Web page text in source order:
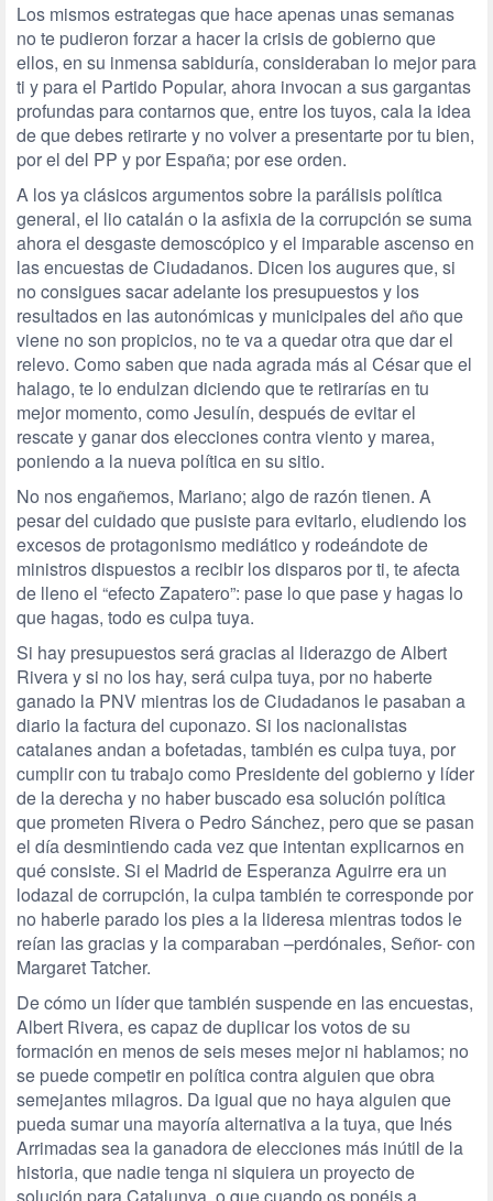
Los mismos estrategas que hace apenas unas semanas
no te pudieron forzar a hacer la crisis de gobierno que
ellos, en su inmensa sabiduría, consideraban lo mejor para
ti y para el Partido Popular, ahora invocan a sus gargantas
profundas para contarnos que, entre los tuyos, cala la idea
de que debes retirarte y no volver a presentarte por tu bien,
por el del PP y por España; por ese orden.
A los ya clásicos argumentos sobre la parálisis política
general, el lio catalán o la asfixia de la corrupción se suma
ahora el desgaste demoscópico y el imparable ascenso en
las encuestas de Ciudadanos. Dicen los augures que, si
no consigues sacar adelante los presupuestos y los
resultados en las autonómicas y municipales del año que
viene no son propicios, no te va a quedar otra que dar el
relevo. Como saben que nada agrada más al César que el
halago, te lo endulzan diciendo que te retirarías en tu
mejor momento, como Jesulín, después de evitar el
rescate y ganar dos elecciones contra viento y marea,
poniendo a la nueva política en su sitio.
No nos engañemos, Mariano; algo de razón tienen. A
pesar del cuidado que pusiste para evitarlo, eludiendo los
excesos de protagonismo mediático y rodeándote de
ministros dispuestos a recibir los disparos por ti, te afecta
de lleno el “efecto Zapatero”: pase lo que pase y hagas lo
que hagas, todo es culpa tuya.
Si hay presupuestos será gracias al liderazgo de Albert
Rivera y si no los hay, será culpa tuya, por no haberte
ganado la PNV mientras los de Ciudadanos le pasaban a
diario la factura del cuponazo. Si los nacionalistas
catalanes andan a bofetadas, también es culpa tuya, por
cumplir con tu trabajo como Presidente del gobierno y líder
de la derecha y no haber buscado esa solución política
que prometen Rivera o Pedro Sánchez, pero que se pasan
el día desmintiendo cada vez que intentan explicarnos en
qué consiste. Si el Madrid de Esperanza Aguirre era un
lodazal de corrupción, la culpa también te corresponde por
no haberle parado los pies a la lideresa mientras todos le
reían las gracias y la comparaban –perdónales, Señor- con
Margaret Tatcher.
De cómo un líder que también suspende en las encuestas,
Albert Rivera, es capaz de duplicar los votos de su
formación en menos de seis meses mejor ni hablamos; no
se puede competir en política contra alguien que obra
semejantes milagros. Da igual que no haya alguien que
pueda sumar una mayoría alternativa a la tuya, que Inés
Arrimadas sea la ganadora de elecciones más inútil de la
historia, que nadie tenga ni siquiera un proyecto de